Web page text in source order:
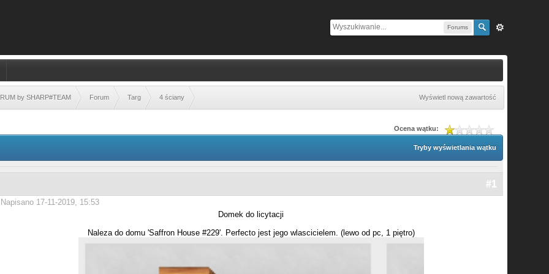
Forums
by SHARP#TEAM Forum Targ 4 ściany Wyświetl nową zawartość
Ocena wątku:
Tryby wyświetlania wątku
#1
Napisano 17-11-2019, 15:53
Domek do licytacji
Naleza do domu 'Saffron House #229'. Perfecto jest jego wlascicielem. (lewo od pc, 1 piętro)